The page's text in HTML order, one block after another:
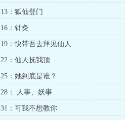
13：狐仙登门
16：针灸
19：快带吾去拜见仙人
22：仙人抚我顶
25：她到底是谁？
28： 人事、妖事
31：可我不想教你